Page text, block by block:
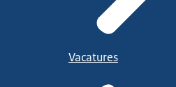
Vacatures